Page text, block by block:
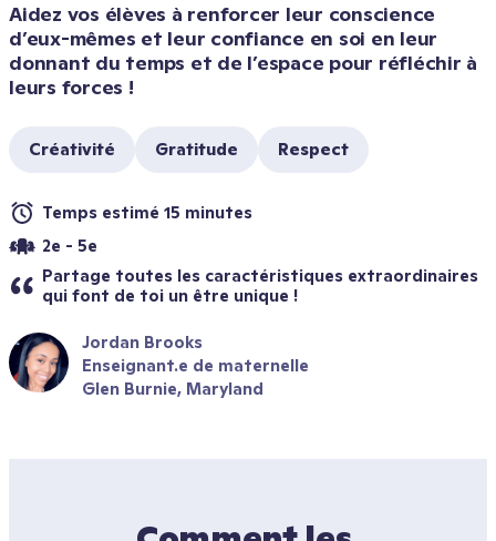
Aidez vos élèves à renforcer leur conscience
d’eux-mêmes et leur confiance en soi en leur
donnant du temps et de l’espace pour réfléchir à
leurs forces !
Créativité Gratitude Respect
Temps estimé 15 minutes
2e - 5e
Partage toutes les caractéristiques extraordinaires
qui font de toi un être unique !
Jordan Brooks
Enseignant.e de maternelle
Glen Burnie, Maryland